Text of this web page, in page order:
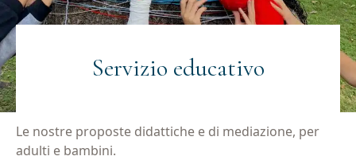
Servizio educativo
Le nostre proposte didattiche e di mediazione, per
adulti e bambini.
Privacy
Acconsento al trattamento dei dati personali
Acconsento all'invio di materiale informativo